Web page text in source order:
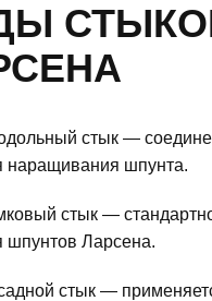
стык —
наращивания шпунта.
стык —
шпунтов Ларсена.
стык —